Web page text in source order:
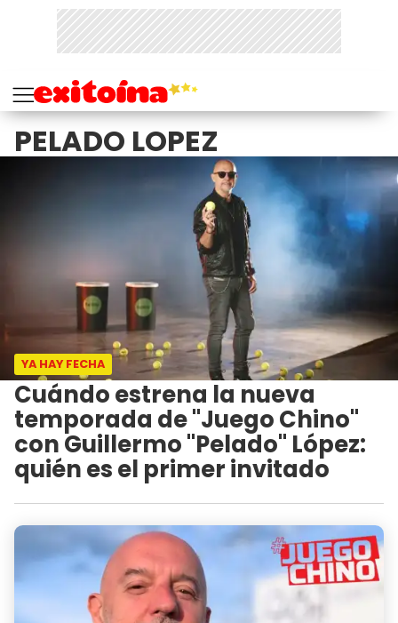
PELADO LOPEZ
YA HAY FECHA
Cuándo estrena la nueva
temporada de "Juego Chino"
con Guillermo "Pelado" López:
quién es el primer invitado